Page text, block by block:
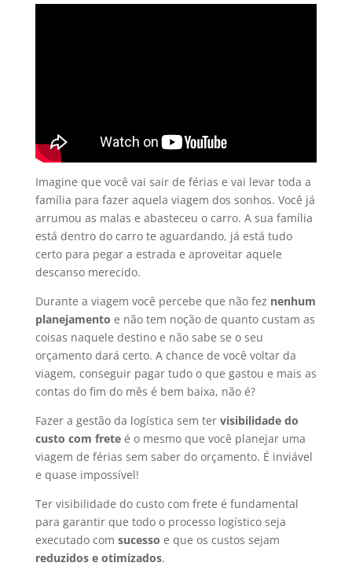
Imagine que você vai sair de férias e vai levar toda a
família para fazer aquela viagem dos sonhos. Você já
arrumou as malas e abasteceu o carro. A sua família
está dentro do carro te aguardando, já está tudo
certo para pegar a estrada e aproveitar aquele
descanso merecido.
Durante a viagem você percebe que não fez nenhum
planejamento e não tem noção de quanto custam as
coisas naquele destino e não sabe se o seu
orçamento dará certo. A chance de você voltar da
viagem, conseguir pagar tudo o que gastou e mais as
contas do fim do mês é bem baixa, não é?
Fazer a gestão da logística sem ter visibilidade do
custo com freteé o mesmo que você planejar uma
viagem de férias sem saber do orçamento. É inviável
e quase impossível!
Ter visibilidade do custo com frete é fundamental
para garantir que todo o processo logístico seja
executado com sucesso e que os custos sejam
reduzidos e otimizados.